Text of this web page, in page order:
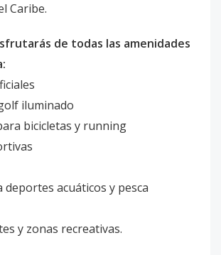
Caribe.
de todas las amenidades
iluminado
bicicletas y running
deportes acuáticos y pesca
y zonas recreativas.